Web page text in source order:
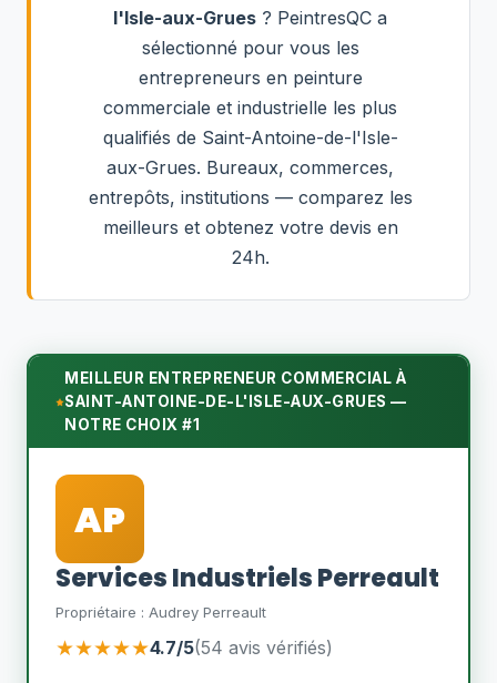
l'Isle-aux-Grues ? PeintresQC a
sélectionné pour vous les
entrepreneurs en peinture
commerciale et industrielle les plus
qualifiés de Saint-Antoine-de-l'Isle-
aux-Grues. Bureaux, commerces,
entrepôts, institutions — comparez les
meilleurs et obtenez votre devis en
24h.
MEILLEUR ENTREPRENEUR COMMERCIAL À
SAINT-ANTOINE-DE-L'ISLE-AUX-GRUES —
NOTRE CHOIX #1
AP
Services Industriels Perreault
Propriétaire : Audrey Perreault
★★★★★4.7/5(54 avis vérifiés)